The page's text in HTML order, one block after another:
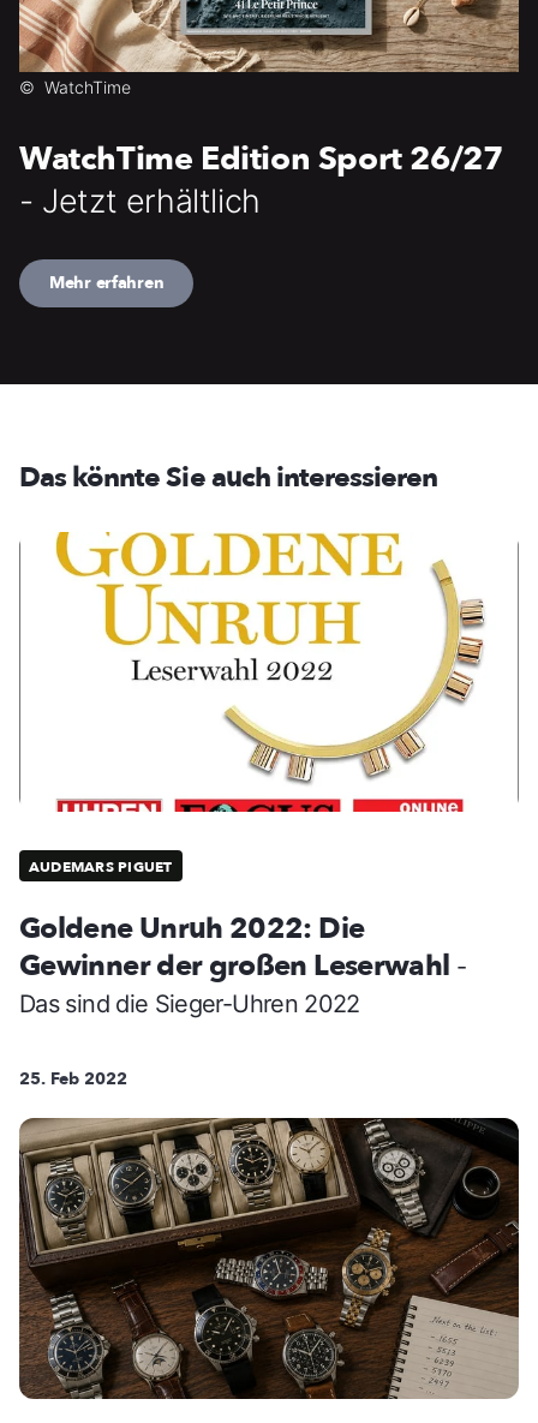
© WatchTime
WatchTime Edition Sport 26/27
- Jetzt erhältlich
Mehr erfahren
Das könnte Sie auch interessieren
AUDEMARS PIGUET
Goldene Unruh 2022: Die
Gewinner der großen Leserwahl -
Das sind die Sieger-Uhren 2022
25. Feb 2022